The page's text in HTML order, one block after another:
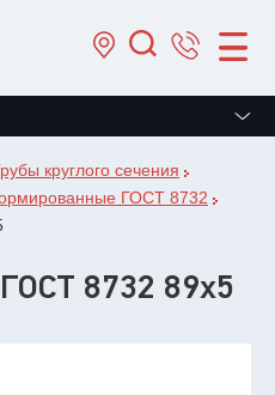
круглого сечения
ГОСТ 8732
8732 89х5